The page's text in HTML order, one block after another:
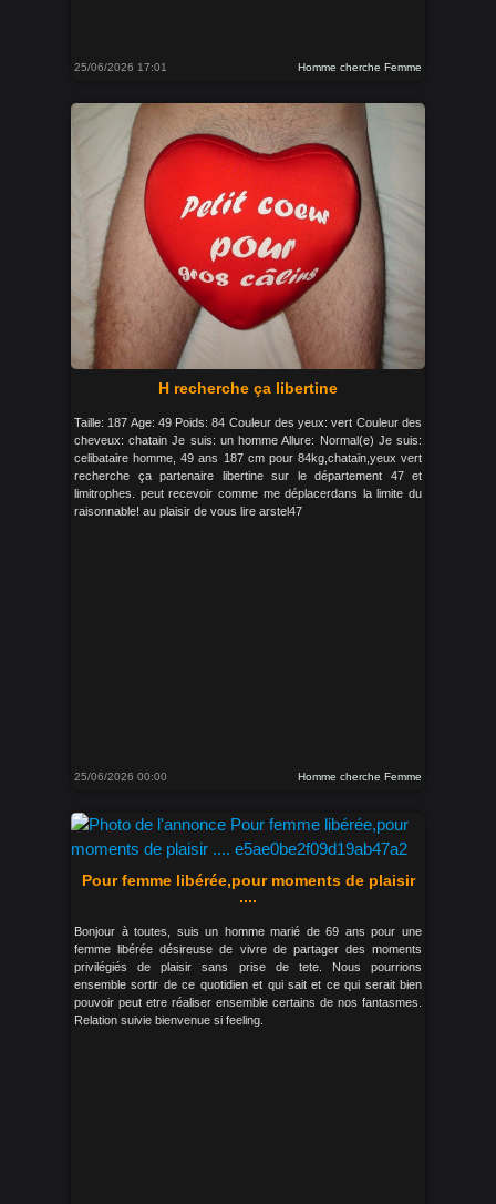
25/06/2026 17:01 Homme cherche Femme
H recherche ça libertine
Taille: 187 Age: 49 Poids: 84 Couleur des yeux: vert Couleur des
cheveux: chatain Je suis: un homme Allure: Normal(e) Je suis:
celibataire homme, 49 ans 187 cm pour 84kg,chatain,yeux vert
recherche ça partenaire libertine sur le département 47 et
limitrophes. peut recevoir comme me déplacerdans la limite du
raisonnable! au plaisir de vous lire arstel47
25/06/2026 00:00 Homme cherche Femme
Pour femme libérée,pour moments de plaisir
....
Bonjour à toutes, suis un homme marié de 69 ans pour une
femme libérée désireuse de vivre de partager des moments
privilégiés de plaisir sans prise de tete. Nous pourrions
ensemble sortir de ce quotidien et qui sait et ce qui serait bien
pouvoir peut etre réaliser ensemble certains de nos fantasmes.
Relation suivie bienvenue si feeling.